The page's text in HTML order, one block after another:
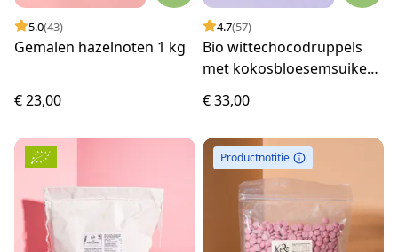
5.0(43)
Gemalen hazelnoten 1 kg
€ 23,00
4.7(57)
Bio wittechocodruppels
met kokosbloesemsuiker
€ 33,00
Productnotitie